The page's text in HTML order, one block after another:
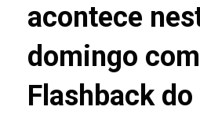
acontece
domingo
Flashback